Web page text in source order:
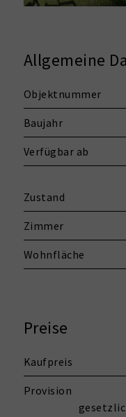
Allgemeine
Objektnummer
Baujahr
Verfügbar ab
Zustand
Zimmer
Wohnfläche
Preise
Kaufpreis
Provision